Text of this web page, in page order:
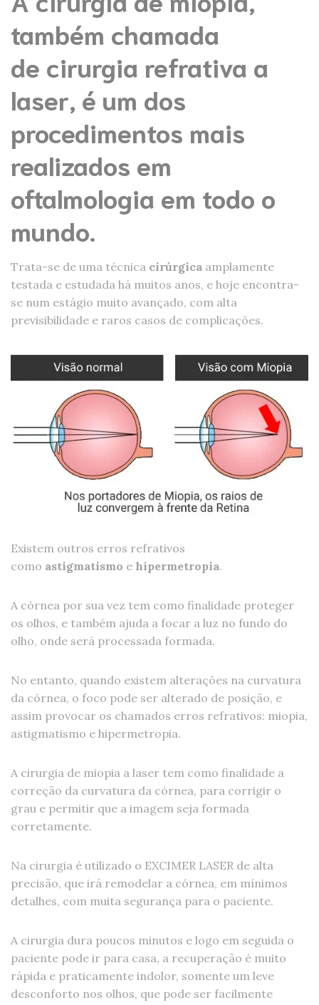
também chamada
de cirurgia refrativa a
laser, é um dos
procedimentos mais
realizados em
oftalmologia em todo o
mundo.
Trata-se de uma técnica cirúrgica amplamente
testada e estudada há muitos anos, e hoje encontra-
se num estágio muito avançado, com alta
previsibilidade e raros casos de complicações.
Existem outros erros refrativos
como astigmatismo e hipermetropia.
A córnea por sua vez tem como finalidade proteger
os olhos, e também ajuda a focar a luz no fundo do
olho, onde será processada formada.
No entanto, quando existem alterações na curvatura
da córnea, o foco pode ser alterado de posição, e
assim provocar os chamados erros refrativos: miopia,
astigmatismo e hipermetropia.
A cirurgia de miopia a laser tem como finalidade a
correção da curvatura da córnea, para corrigir o
grau e permitir que a imagem seja formada
corretamente.
Na cirurgia é utilizado o EXCIMER LASER de alta
precisão, que irá remodelar a córnea, em mínimos
detalhes, com muita segurança para o paciente.
A cirurgia dura poucos minutos e logo em seguida o
paciente pode ir para casa, a recuperação é muito
rápida e praticamente indolor, somente um leve
desconforto nos olhos, que pode ser facilmente